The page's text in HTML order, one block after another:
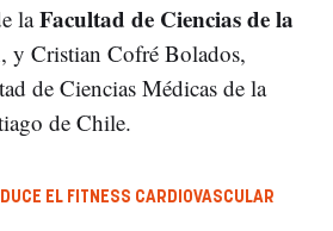
laFacultad de Ciencias de la
, y Cristian Cofré Bolados,
de Ciencias Médicas de la
de Chile.
EL FITNESS CARDIOVASCULAR